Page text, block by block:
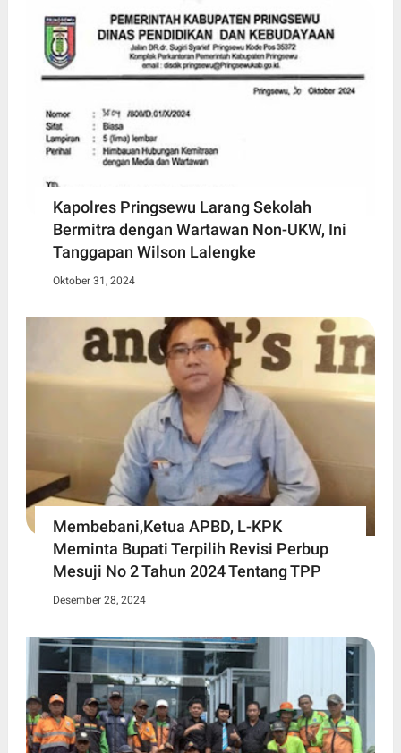
Kapolres Pringsewu Larang Sekolah
Bermitra dengan Wartawan Non-UKW, Ini
Tanggapan Wilson Lalengke
Oktober 31, 2024
Membebani,Ketua APBD, L-KPK
Meminta Bupati Terpilih Revisi Perbup
Mesuji No 2 Tahun 2024 Tentang TPP
Desember 28, 2024